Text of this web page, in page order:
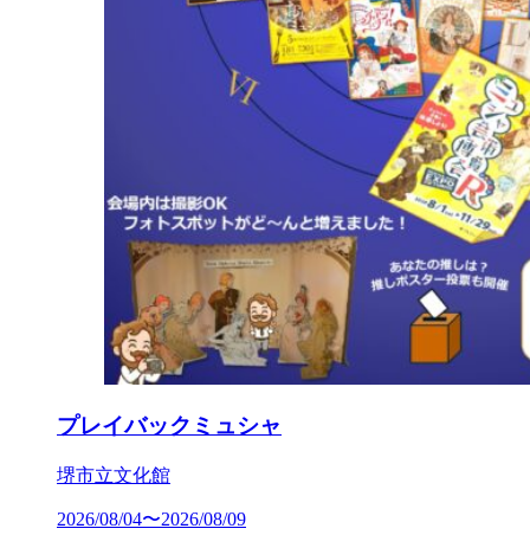
プレイバックミュシャ
堺市立文化館
2026/08/04〜2026/08/09